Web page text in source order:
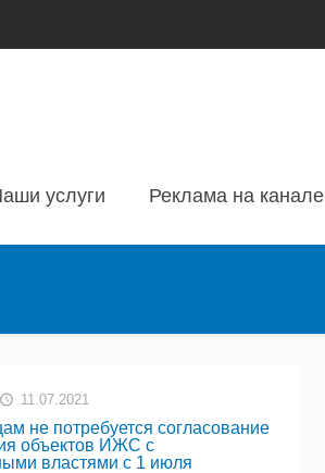
услуги Реклама на канале
11.07.2021
не потребуется согласование
объектов ИЖС с
властями с 1 июля